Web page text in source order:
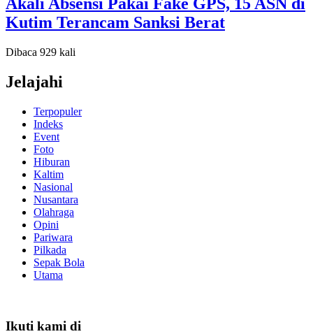
Akali Absensi Pakai Fake GPS, 15 ASN di
Kutim Terancam Sanksi Berat
Dibaca 929 kali
Jelajahi
Terpopuler
Indeks
Event
Foto
Hiburan
Kaltim
Nasional
Nusantara
Olahraga
Opini
Pariwara
Pilkada
Sepak Bola
Utama
Ikuti kami di